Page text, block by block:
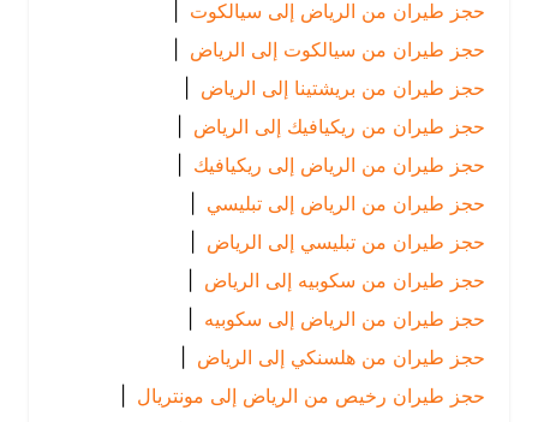
حجز طيران من الرياض إلى سيالكوت |
حجز طيران من سيالكوت إلى الرياض
|
حجز طيران من بريشتينا إلى الرياض
|
حجز طيران من ريكيافيك إلى الرياض
|
حجز طيران من الرياض إلى ريكيافيك |
حجز طيران من الرياض إلى تبليسي |
حجز طيران من تبليسي إلى الرياض
|
حجز طيران من سكوبيه إلى الرياض
|
حجز طيران من الرياض إلى سكوبيه |
حجز طيران من هلسنكي إلى الرياض
|
حجز طيران رخيص من الرياض إلى مونتريال |